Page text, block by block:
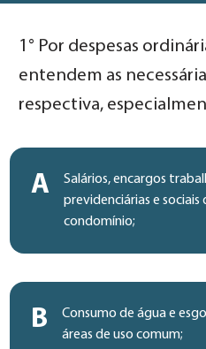
1° Por despesas
entendem as
respectiva,
A
Salários, encargos
previdenciárias e
condomínio;
B
Consumo de água e
áreas de uso comum;